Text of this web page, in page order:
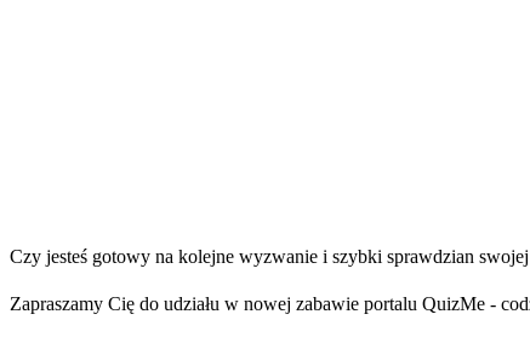
Czy jesteś gotowy na kolejne wyzwanie i szybki sprawdzian
Zapraszamy Cię do udziału w nowej zabawie portalu QuizMe -